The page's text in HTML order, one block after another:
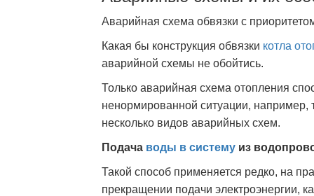
Аварийная схема обвязки с
Какая бы конструкция обвязки котла
аварийной схемы не обойтись.
Только аварийная схема отопления
ненормированной ситуации, например,
несколько видов аварийных схем.
Подача воды в систему из
Такой способ применяется редко, на
прекращении подачи электроэнергии,